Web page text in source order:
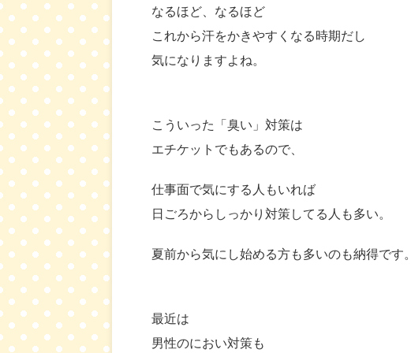
なるほど、なるほど
これから汗をかきやすくなる時期だし
気になりますよね。
こういった「臭い」対策は
エチケットでもあるので、
仕事面で気にする人もいれば
日ごろからしっかり対策してる人も多い。
夏前から気にし始める方も多いのも納得です。
最近は
男性のにおい対策も